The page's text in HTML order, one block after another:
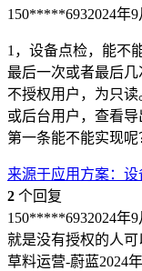
150*****6932024年9
1，设备点检，能不
最后一次或者最后
不授权用户，为只
或后台用户，查看导
第一条能不能实现呢
来源于应用方案： 设
2 个回复
150*****6932024年9
就是没有授权的人可
草料运营-蔚蓝2024